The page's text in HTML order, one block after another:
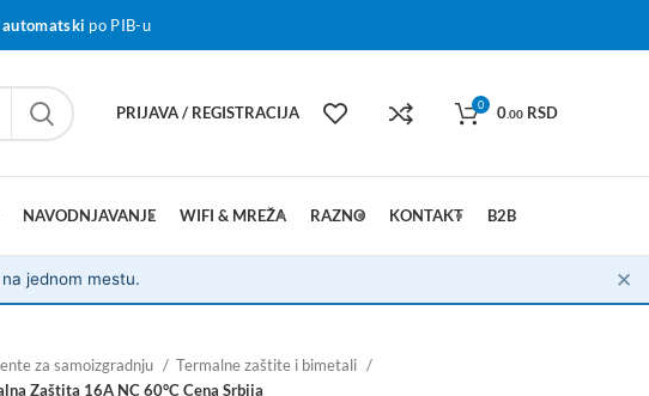
automatski po PIB-u
PRIJAVA / REGISTRACIJA 0 0.00 RSD
NAVODNJAVANJE WIFI & MREŽA RAZNO KONTAKT B2B
jednom mestu. ✕
za samoizgradnju
Termalne zaštite i bimetali
Zaštita 16A NC 60°C Cena Srbija